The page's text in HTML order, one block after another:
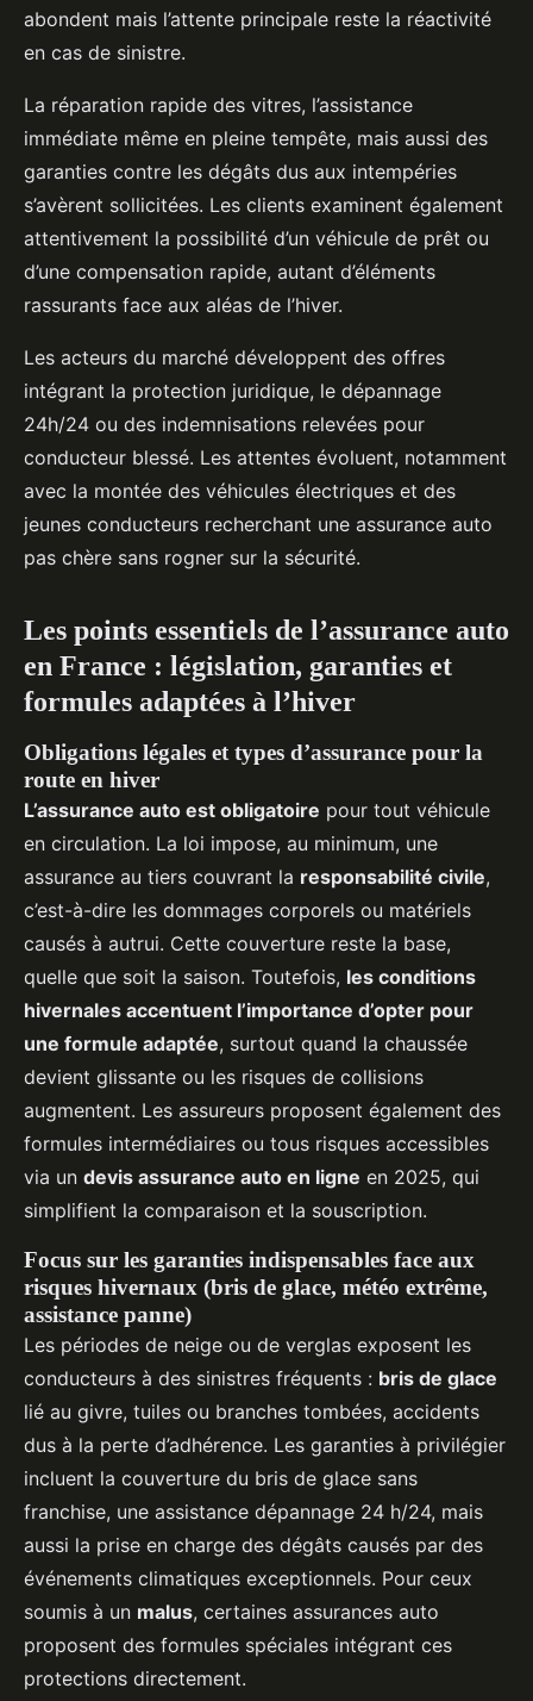
abondent mais l’attente principale reste la réactivité
en cas de sinistre.
La réparation rapide des vitres, l’assistance
immédiate même en pleine tempête, mais aussi des
garanties contre les dégâts dus aux intempéries
s’avèrent sollicitées. Les clients examinent également
attentivement la possibilité d’un véhicule de prêt ou
d’une compensation rapide, autant d’éléments
rassurants face aux aléas de l’hiver.
Les acteurs du marché développent des offres
intégrant la protection juridique, le dépannage
24h/24 ou des indemnisations relevées pour
conducteur blessé. Les attentes évoluent, notamment
avec la montée des véhicules électriques et des
jeunes conducteurs recherchant une assurance auto
pas chère sans rogner sur la sécurité.
Les points essentiels de l’assurance auto
en France : législation, garanties et
formules adaptées à l’hiver
Obligations légales et types d’assurance pour la
route en hiver
L’assurance auto est obligatoire pour tout véhicule
en circulation. La loi impose, au minimum, une
assurance au tiers couvrant la responsabilité civile,
c’est-à-dire les dommages corporels ou matériels
causés à autrui. Cette couverture reste la base,
quelle que soit la saison. Toutefois, les conditions
hivernales accentuent l’importance d’opter pour
une formule adaptée, surtout quand la chaussée
devient glissante ou les risques de collisions
augmentent. Les assureurs proposent également des
formules intermédiaires ou tous risques accessibles
via un devis assurance auto en ligne en 2025, qui
simplifient la comparaison et la souscription.
Focus sur les garanties indispensables face aux
risques hivernaux (bris de glace, météo extrême,
assistance panne)
Les périodes de neige ou de verglas exposent les
conducteurs à des sinistres fréquents : bris de glace
lié au givre, tuiles ou branches tombées, accidents
dus à la perte d’adhérence. Les garanties à privilégier
incluent la couverture du bris de glace sans
franchise, une assistance dépannage 24 h/24, mais
aussi la prise en charge des dégâts causés par des
événements climatiques exceptionnels. Pour ceux
soumis à un malus, certaines assurances auto
proposent des formules spéciales intégrant ces
protections directement.